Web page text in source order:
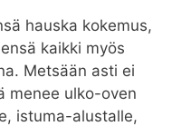
hauska kokemus,
kaikki myös
Metsään asti ei
menee ulko-oven
istuma-alustalle,